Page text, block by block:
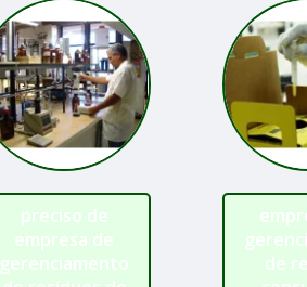
preciso de
empresa de
gerenciamento
de